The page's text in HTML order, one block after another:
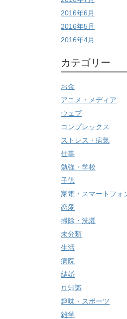
2016年6月
2016年5月
2016年4月
カテゴリー
お金
アニメ・メディア
ウェブ
コンプレックス
ストレス・病気
仕事
勉強・学校
子供
家電・スマートフォ
恋愛
掃除・洗濯
未分類
生活
病院
結婚
豆知識
趣味・スポーツ
雑学